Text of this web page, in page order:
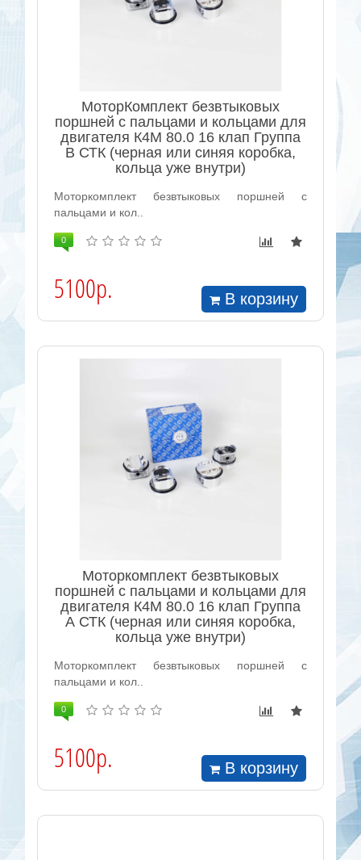
МоторКомплект безвтыковых
поршней с пальцами и кольцами для
двигателя К4М 80.0 16 клап Группа
B СТК (черная или синяя коробка,
кольца уже внутри)
Моторкомплект безвтыковых поршней с
пальцами и кол..
0
5100р. В корзину
Моторкомплект безвтыковых
поршней с пальцами и кольцами для
двигателя К4М 80.0 16 клап Группа
А СТК (черная или синяя коробка,
кольца уже внутри)
Моторкомплект безвтыковых поршней с
пальцами и кол..
0
5100р. В корзину